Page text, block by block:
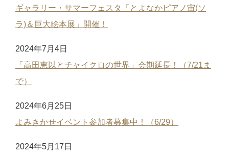
ギャラリー・サマーフェスタ「とよなかピアノ宙(ソ
ラ)＆巨大絵本展」開催！
2024年7月4日
「高田恵以とチャイクロの世界」会期延長！（7/21ま
で）
2024年6月25日
よみきかせイベント参加者募集中！（6/29）
2024年5月17日